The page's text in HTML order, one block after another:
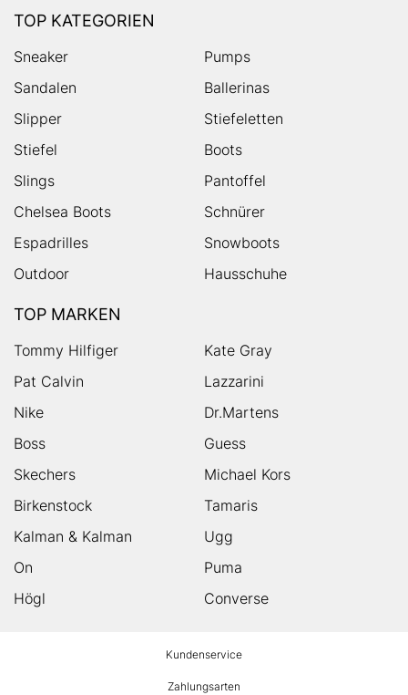
TOP KATEGORIEN
Sneaker
Pumps
Sandalen
Ballerinas
Slipper
Stiefeletten
Stiefel
Boots
Slings
Pantoffel
Chelsea Boots
Schnürer
Espadrilles
Snowboots
Outdoor
Hausschuhe
TOP MARKEN
Tommy Hilfiger
Kate Gray
Pat Calvin
Lazzarini
Nike
Dr.Martens
Boss
Guess
Skechers
Michael Kors
Birkenstock
Tamaris
Kalman & Kalman
Ugg
On
Puma
Högl
Converse
Kundenservice
Zahlungsarten